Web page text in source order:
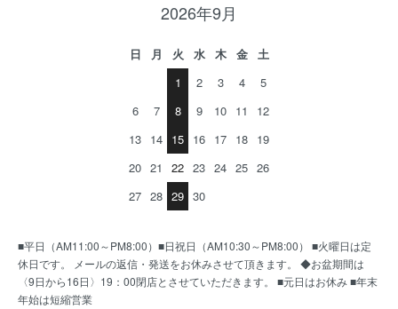
2026年9月
日 月 火 水 木 金
土
1
2 3 4
5
6
7 8 9 10 11
12
13 14 15 16 17 18 19
20 21 22 23 24 25 26
27 28 29 30
■平日（AM11:00～PM8:00）■日祝日（AM10:30～PM8:00） ■火曜日は定
休日です。 メールの返信・発送をお休みさせて頂きます。 ◆お盆期間は
〈9日から16日〉19：00閉店とさせていただきます。 ■元日はお休み ■年末
年始は短縮営業